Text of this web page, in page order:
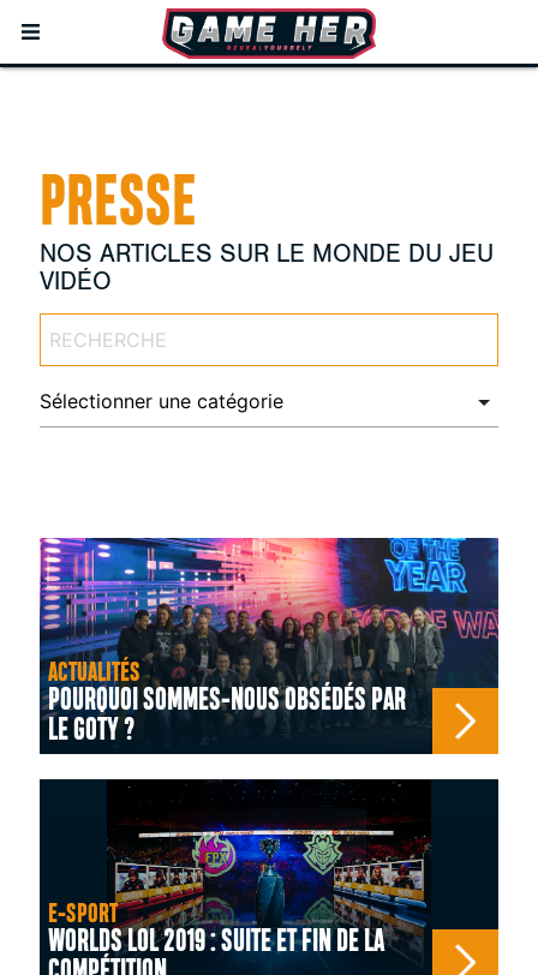
PRESSE
NOS ARTICLES SUR LE MONDE DU JEU
VIDÉO
ACTUALITÉS
POURQUOI SOMMES-NOUS OBSÉDÉS PAR
LE GOTY ?
E-SPORT
WORLDS LOL 2019 : SUITE ET FIN DE LA